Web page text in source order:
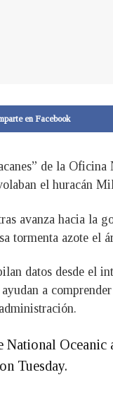
en Facebook
de la
el huracán
avanza hacia la
tormenta azote el
datos desde el
a
Tuesday.